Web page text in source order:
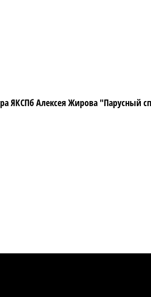
Алексея Жирова "Парусный